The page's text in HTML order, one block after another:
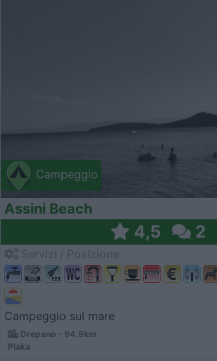
Campeggio
Assini Beach
4,5 2
Campeggio sul mare
Drepano - 94.9km
Plaka